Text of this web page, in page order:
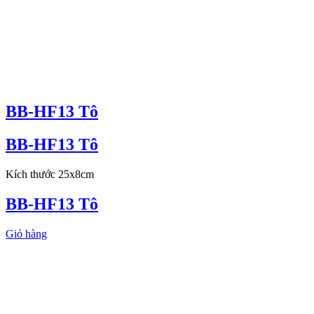
BB-HF13 Tô
BB-HF13 Tô
Kích thước 25x8cm
BB-HF13 Tô
Giỏ hàng